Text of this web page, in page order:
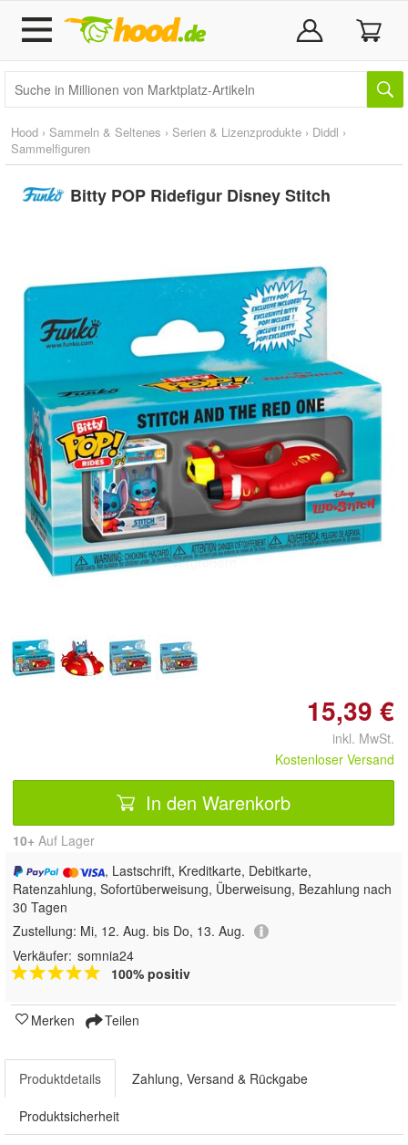
Hood › Sammeln & Seltenes › Serien & Lizenzprodukte › Diddl ›
Sammelfiguren
Bitty POP Ridefigur Disney Stitch
Doppelt antippen zum
vergrößern
15,39 €
inkl. MwSt.
Kostenloser Versand
In den Warenkorb
10+ Auf Lager
, Lastschrift, Kreditkarte, Debitkarte,
Ratenzahlung, Sofortüberweisung, Überweisung, Bezahlung nach
30 Tagen
Zustellung: Mi, 12. Aug. bis Do, 13. Aug.
Verkäufer: somnia24
100% positiv
Merken Teilen
Produktdetails Zahlung, Versand & Rückgabe
Produktsicherheit